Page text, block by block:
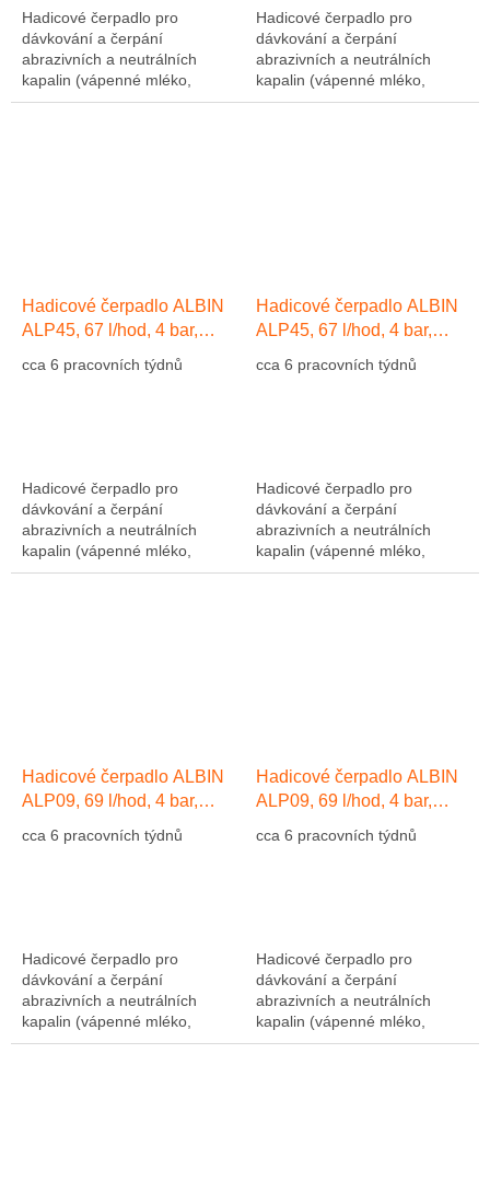
Hadicové čerpadlo pro
dávkování a čerpání
abrazivních a neutrálních
kapalin (vápenné mléko,
abrazivní kaly, atd....). Výkon
Hadicové čerpadlo pro
dávkování a čerpání
abrazivních a neutrálních
kapalin (vápenné mléko,
abrazivní kaly, atd....). Výkon
Hadicové čerpadlo ALBIN
ALP45, 67 l/hod, 4 bar,
cca 6 pracovních týdnů
Hadicové čerpadlo pro
dávkování a čerpání
abrazivních a neutrálních
kapalin (vápenné mléko,
abrazivní kaly, atd....). Výkon
Hadicové čerpadlo ALBIN
ALP45, 67 l/hod, 4 bar,
hadice Přírodní kaučuk NR
cca 6 pracovních týdnů
Hadicové čerpadlo pro
dávkování a čerpání
abrazivních a neutrálních
kapalin (vápenné mléko,
abrazivní kaly, atd....). Výkon
Hadicové čerpadlo ALBIN
ALP09, 69 l/hod, 4 bar,
cca 6 pracovních týdnů
Hadicové čerpadlo pro
dávkování a čerpání
abrazivních a neutrálních
kapalin (vápenné mléko,
abrazivní kaly, atd....). Výkon
Hadicové čerpadlo ALBIN
ALP09, 69 l/hod, 4 bar,
hadice Přírodní kaučuk NR
cca 6 pracovních týdnů
Hadicové čerpadlo pro
dávkování a čerpání
abrazivních a neutrálních
kapalin (vápenné mléko,
abrazivní kaly, atd....). Výkon